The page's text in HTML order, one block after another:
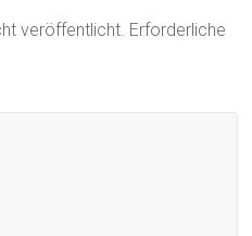
veröffentlicht. Erforderliche